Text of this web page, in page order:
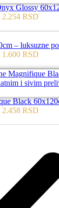
Glossy
2.254 RSD
– luksuzne
1.600 RSD
Black
2.458 RSD